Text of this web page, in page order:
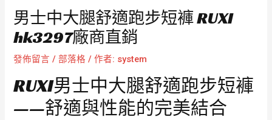
男士中大腿舒適跑步短褲 RUXI
hk3297廠商直銷
發佈留言 /部落格 / 作者: system
RUXI男士中大腿舒適跑步短褲
——舒適與性能的完美結合